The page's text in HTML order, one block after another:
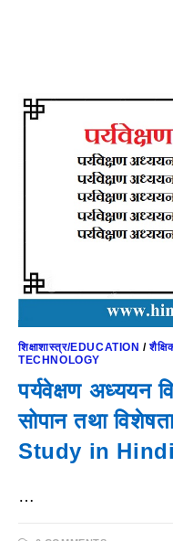
शिक्षाशास्त्र/EDUCATION /
TECHNOLOGY
पर्यवेक्षण अध्ययन
सोपान तथा
Study in Hindi
…